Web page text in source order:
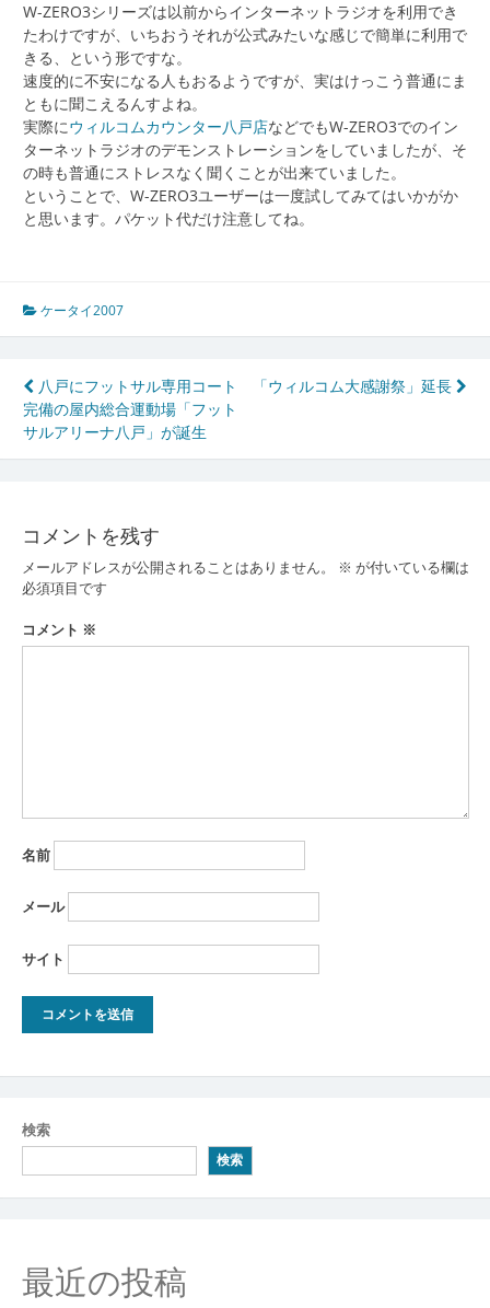
W-ZERO3シリーズは以前からインターネットラジオを利用でき
たわけですが、いちおうそれが公式みたいな感じで簡単に利用で
きる、という形ですな。
速度的に不安になる人もおるようですが、実はけっこう普通にま
ともに聞こえるんすよね。
実際にウィルコムカウンター八戸店などでもW-ZERO3でのイン
ターネットラジオのデモンストレーションをしていましたが、そ
の時も普通にストレスなく聞くことが出来ていました。
ということで、W-ZERO3ユーザーは一度試してみてはいかがか
と思います。パケット代だけ注意してね。
ケータイ2007
投
稿
ナ
ゲ
ー
シ
ョ
八戸にフットサル専用コート
完備の屋内総合運動場「フット
サルアリーナ八戸」が誕生
「ウィルコム大感謝祭」延長
コメントを残す
メールアドレスが公開されることはありません。 ※ が付いている欄は
必須項目です
コメント ※
名前
メール
サイト
検索
検索
最近の投稿